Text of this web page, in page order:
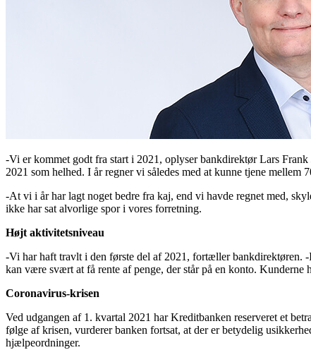
-Vi er kommet godt fra start i 2021, oplyser bankdirektør Lars
2021 som helhed. I år regner vi således med at kunne tjene mellem
-At vi i år har lagt noget bedre fra kaj, end vi havde regnet med,
ikke har sat alvorlige spor i vores forretning.
Højt aktivitetsniveau
-Vi har haft travlt i den første del af 2021, fortæller bankdirektøren.
kan være svært at få rente af penge, der står på en konto.
Coronavirus-krisen
Ved udgangen af 1. kvartal 2021 har Kreditbanken reserveret et
følge af krisen, vurderer banken fortsat, at der er betydelig
hjælpeordninger.